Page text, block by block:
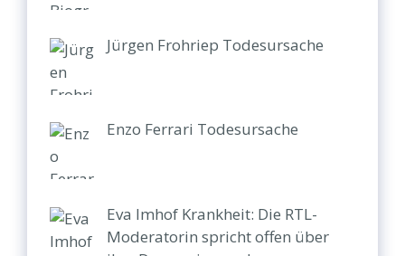
Jürgen Frohriep Todesursache
Enzo Ferrari Todesursache
Eva Imhof Krankheit: Die RTL-
Moderatorin spricht offen über